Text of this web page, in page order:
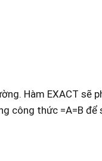
Hàm EXACT sẽ
công thức =A=B để